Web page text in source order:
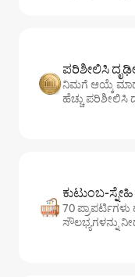
ಪರಿಶೀಲಿಸಿ
ನಿಮಗೆ ಆಯ್ಕೆ
ಹೆಚ್ಚು ಪರಿಶೀಲಿಸಿ
ಕುಟುಂಬ-
70 ಪ್ರಾಪರ್ಟಿಗಳು
ಸೌಲಭ್ಯಗಳನ್ನು